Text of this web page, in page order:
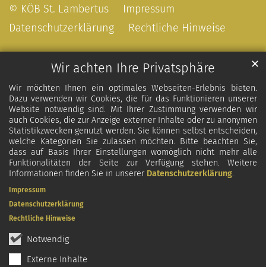
Wir achten Ihre Privatsphäre
Wir möchten Ihnen ein optimales Webseiten-Erlebnis bieten.
Dazu verwenden wir Cookies, die für das Funktionieren unserer
Website notwendig sind. Mit Ihrer Zustimmung verwenden wir
auch Cookies, die zur Anzeige externer Inhalte oder zu anonymen
Statistikzwecken genutzt werden. Sie können selbst entscheiden,
welche Kategorien Sie zulassen möchten. Bitte beachten Sie,
dass auf Basis Ihrer Einstellungen womöglich nicht mehr alle
Funktionalitäten der Seite zur Verfügung stehen. Weitere
Informationen finden Sie in unserer Datenschutzerklärung.
Notwendig
Externe Inhalte
✕
Impressum
Datenschutzerklärung
Rechtliche Hinweise
© KÖB St. Lambertus
Impressum
Datenschutzerklärung
Rechtliche Hinweise